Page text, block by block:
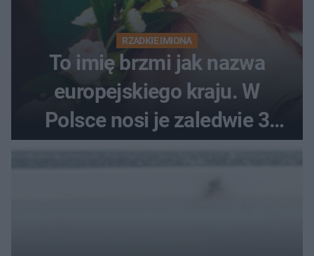
RZADKIE IMIONA
To imię brzmi jak nazwa
europejskiego kraju. W
Polsce nosi je zaledwie 3